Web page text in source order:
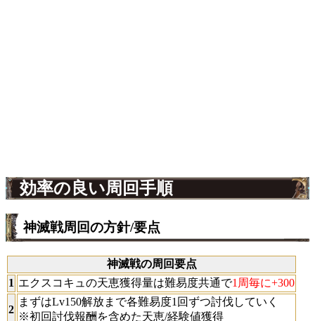
効率の良い周回手順
神滅戦周回の方針/要点
神滅戦の周回要点
1 エクスコキュの天恵獲得量は難易度共通で1周毎に+300
2
まずはLv150解放まで各難易度1回ずつ討伐していく
※初回討伐報酬を含めた天恵/経験値獲得